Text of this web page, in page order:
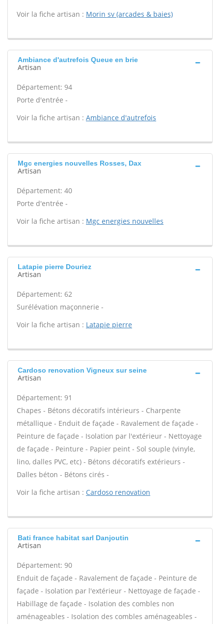
Voir la fiche artisan : Morin sv (arcades & baies)
Ambiance d'autrefois Queue en brie
Artisan
Département: 94
Porte d'entrée -
Voir la fiche artisan : Ambiance d'autrefois
Mgc energies nouvelles Rosses, Dax
Artisan
Département: 40
Porte d'entrée -
Voir la fiche artisan : Mgc energies nouvelles
Latapie pierre Douriez
Artisan
Département: 62
Surélévation maçonnerie -
Voir la fiche artisan : Latapie pierre
Cardoso renovation Vigneux sur seine
Artisan
Département: 91
Chapes - Bétons décoratifs intérieurs - Charpente
métallique - Enduit de façade - Ravalement de façade -
Peinture de façade - Isolation par l'extérieur - Nettoyage
de façade - Peinture - Papier peint - Sol souple (vinyle,
lino, dalles PVC, etc) - Bétons décoratifs extérieurs -
Dalles béton - Bétons cirés -
Voir la fiche artisan : Cardoso renovation
Bati france habitat sarl Danjoutin
Artisan
Département: 90
Enduit de façade - Ravalement de façade - Peinture de
façade - Isolation par l'extérieur - Nettoyage de façade -
Habillage de façade - Isolation des combles non
aménageables - Isolation des combles aménageables -